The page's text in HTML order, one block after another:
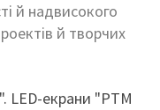
й надвисокого
й творчих